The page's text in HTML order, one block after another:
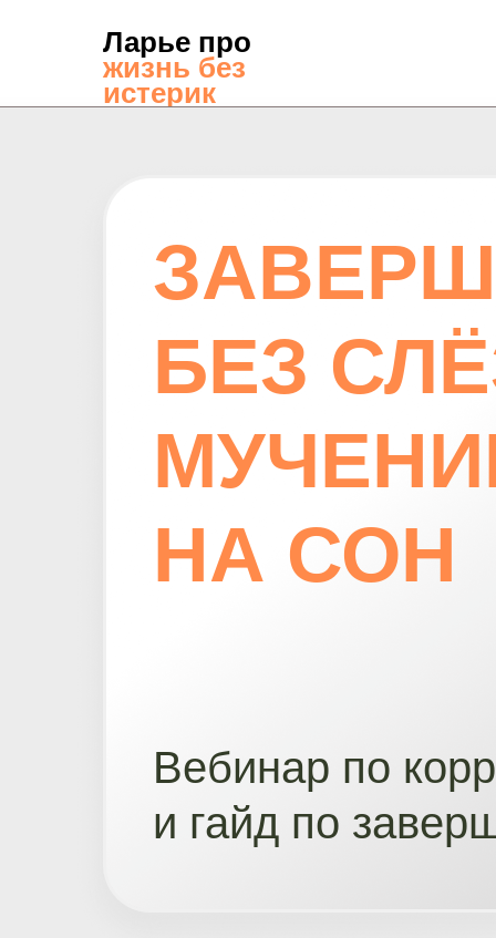
Ларье про
жизнь без
истерик
Вебинар по
и гайд по
БЕЗ
НА СОН